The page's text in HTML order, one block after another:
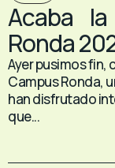
Acaba la
Ronda
Ayer pusimos fin,
Campus Ronda,
han disfrutado
que...